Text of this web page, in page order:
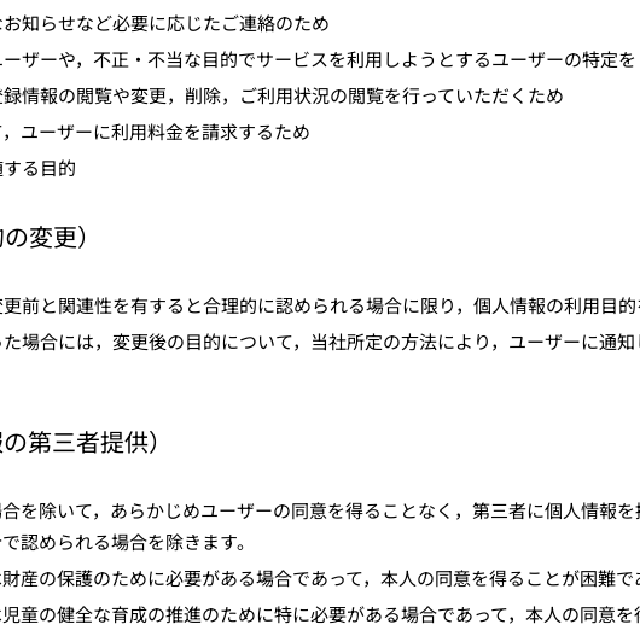
知らせなど必要に応じたご連絡のため
ザーや，不正・不当な目的でサービスを利用しようとするユーザーの特定
情報の閲覧や変更，削除，ご利用状況の閲覧を行っていただくため
ユーザーに利用料金を請求するため
る目的
変更）
前と関連性を有すると合理的に認められる場合に限り，個人情報の利用目的
場合には，変更後の目的について，当社所定の方法により，ユーザーに通
第三者提供）
を除いて，あらかじめユーザーの同意を得ることなく，第三者に個人情報
認められる場合を除きます。
産の保護のために必要がある場合であって，本人の同意を得ることが困難で
童の健全な育成の推進のために特に必要がある場合であって，本人の同意